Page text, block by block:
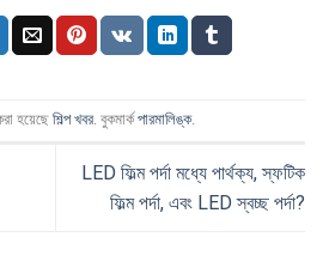
হয়েছে শিল্প খবর. বুকমার্ক পারমালিঙ্ক.
LED ফিল্ম পর্দা মধ্যে পার্থক্য, স্ফটিক
ফিল্ম পর্দা, এবং LED স্বচ্ছ পর্দা?